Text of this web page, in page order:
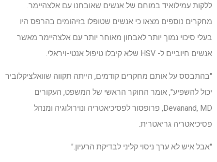
ללקות עמילואיד במוחם של אנשים שאובחנו עם אלצהיימר.
מחקרים נוספים מצאו כי אנשים שטופלו בזיהומים בהרפס היו
בעלי סיכוי נמוך יותר לאבחון מאוחר יותר עם אלצהיימר מאשר
אנשים חיוביים ל- HSV שלא קיבלו טיפול אנטי-ויראלי.
"בהתבסס על אותם מחקרים קודמים, הייתה תקווה שוואלציקלוביר
יכול להשפיע", אומר החוקר הראשי של המשפט, העקורים
Devanand, MD, פרופסור לפסיכיאטריה ונוירולוגיה ומנהל
פסיכיאטריה גריאטרית.
"אבל איש לא ערך ניסוי קליני לבדיקת הרעיון."